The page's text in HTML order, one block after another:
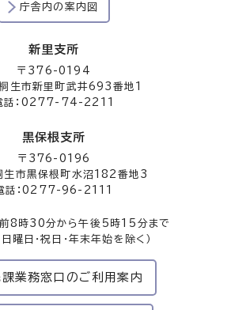
庁舎内の案内図
新里支所
〒376-0194
生市新里町武井693番地1
話：0277-74-2211
黒保根支所
〒376-0196
生市黒保根町水沼182番地3
話：0277-96-2111
前8時30分から午後5時15分まで
日曜日・祝日・年末年始を除く）
業務窓口のご利用案内